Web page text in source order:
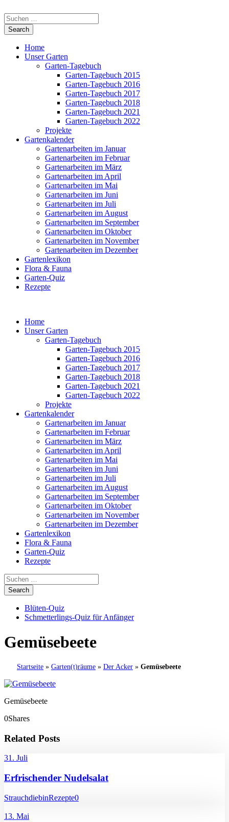
Home
Unser Garten
Garten-Tagebuch
Garten-Tagebuch 2015
Garten-Tagebuch 2016
Garten-Tagebuch 2017
Garten-Tagebuch 2018
Garten-Tagebuch 2021
Garten-Tagebuch 2022
Projekte
Gartenkalender
Gartenarbeiten im Januar
Gartenarbeiten im Februar
Gartenarbeiten im März
Gartenarbeiten im April
Gartenarbeiten im Mai
Gartenarbeiten im Juni
Gartenarbeiten im Juli
Gartenarbeiten im August
Gartenarbeiten im September
Gartenarbeiten im Oktober
Gartenarbeiten im November
Gartenarbeiten im Dezember
Gartenlexikon
Flora & Fauna
Garten-Quiz
Rezepte
Home
Unser Garten
Garten-Tagebuch
Garten-Tagebuch 2015
Garten-Tagebuch 2016
Garten-Tagebuch 2017
Garten-Tagebuch 2018
Garten-Tagebuch 2021
Garten-Tagebuch 2022
Projekte
Gartenkalender
Gartenarbeiten im Januar
Gartenarbeiten im Februar
Gartenarbeiten im März
Gartenarbeiten im April
Gartenarbeiten im Mai
Gartenarbeiten im Juni
Gartenarbeiten im Juli
Gartenarbeiten im August
Gartenarbeiten im September
Gartenarbeiten im Oktober
Gartenarbeiten im November
Gartenarbeiten im Dezember
Gartenlexikon
Flora & Fauna
Garten-Quiz
Rezepte
Blüten-Quiz
Schmetterlings-Quiz für Anfänger
Gemüsebeete
Startseite » Garten(t)räume » Der Acker » Gemüsebeete
Gemüsebeete
0Shares
Related Posts
31. Juli
Erfrischender Nudelsalat
StrauchdiebinRezepte0
13. Mai